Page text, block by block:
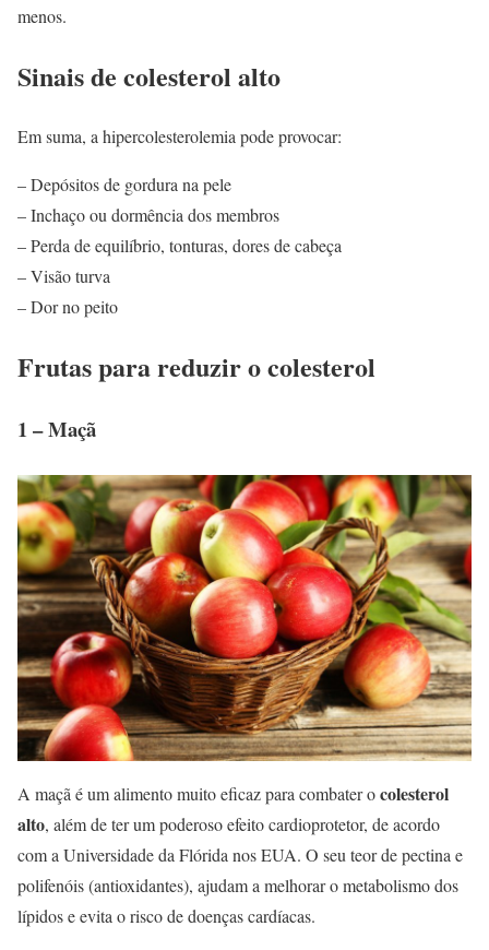
menos.
Sinais de colesterol alto
Em suma, a hipercolesterolemia pode provocar:
– Depósitos de gordura na pele
– Inchaço ou dormência dos membros
– Perda de equilíbrio, tonturas, dores de cabeça
– Visão turva
– Dor no peito
Frutas para reduzir o colesterol
1 – Maçã
A maçã é um alimento muito eficaz para combater ocolesterol
alto, além de ter um poderoso efeito cardioprotetor, de acordo
com a Universidade da Flórida nos EUA. O seu teor de pectina e
polifenóis (antioxidantes), ajudam a melhorar o metabolismo dos
lípidos e evita o risco de doenças cardíacas.